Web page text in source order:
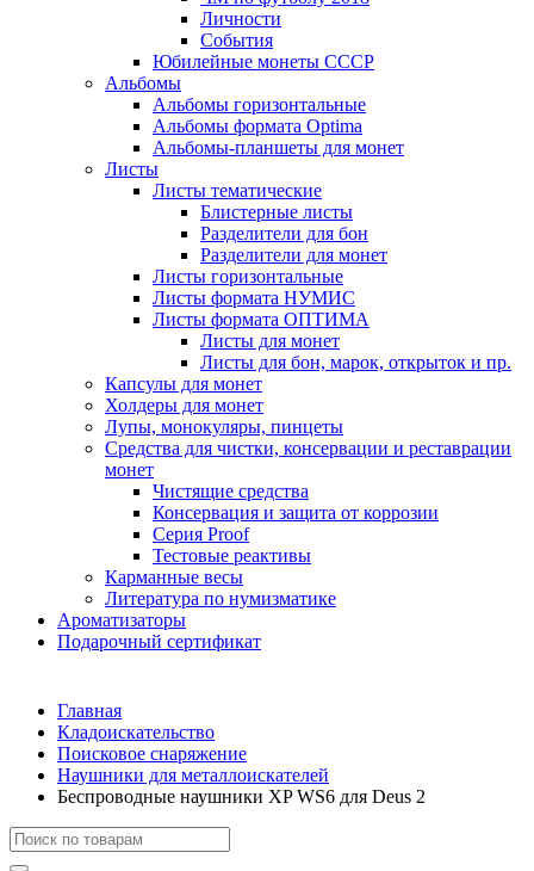
Личности
События
Юбилейные монеты СССР
Альбомы
Альбомы горизонтальные
Альбомы формата Optima
Альбомы-планшеты для монет
Листы
Листы тематические
Блистерные листы
Разделители для бон
Разделители для монет
Листы горизонтальные
Листы формата НУМИС
Листы формата ОПТИМА
Листы для монет
Листы для бон, марок, открыток и пр.
Капсулы для монет
Холдеры для монет
Лупы, монокуляры, пинцеты
Средства для чистки, консервации и реставрации
монет
Чистящие средства
Консервация и защита от коррозии
Серия Proof
Тестовые реактивы
Карманные весы
Литература по нумизматике
Ароматизаторы
Подарочный сертификат
Главная
Кладоискательство
Поисковое снаряжение
Наушники для металлоискателей
Беспроводные наушники XP WS6 для Deus 2